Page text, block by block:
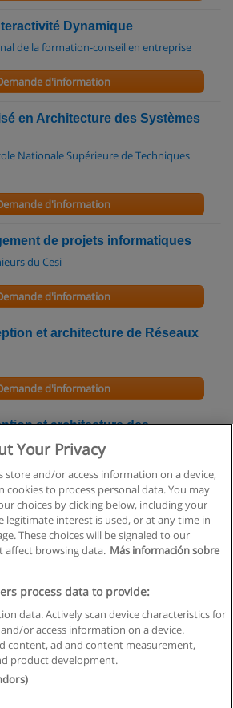
Dynamique
de la formation-conseil en entreprise
d'information
en Architecture des Systèmes
Nationale Supérieure de Techniques
d'information
de projets informatiques
du Cesi
d'information
et architecture de Réseaux
d'information
et architecture des
d'information
Règles d'utilisation
des données
Contacter Educaedu
Business S.L. - CIF : B-95610580: -
Your Privacy
store and/or access information on a device,
cookies to process personal data. You may
choices by clicking below, including your
legitimate interest is used, or at any time in
These choices will be signaled to our
affect browsing data. Más información sobre
process data to provide:
data. Actively scan device characteristics for
or access information on a device.
content, ad and content measurement,
product development.